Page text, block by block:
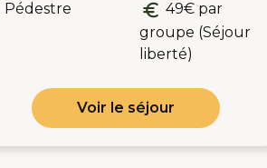
Pédestre
49€ par
groupe (Séjour
liberté)
Voir le séjour